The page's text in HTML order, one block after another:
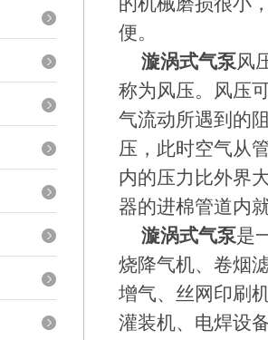
便。
漩涡式气泵风
称为风压。风压
气流动所遇到的
压，此时空气从
内的压力比外界
器的进棉管道内
漩涡式气泵是
烧降气机、卷烟
增气、丝网印刷
灌装机、电焊设